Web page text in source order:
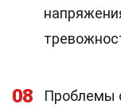
08
Проблемы